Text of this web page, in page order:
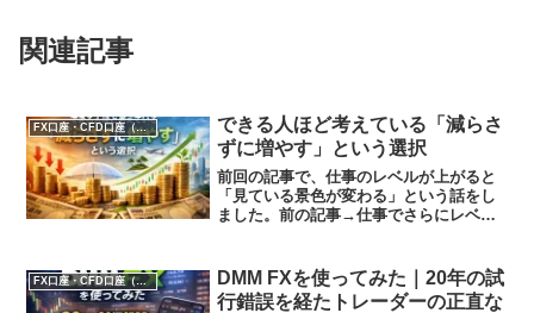
関連記事
FX口座・CFD口座（GOLD）
できる人ほど考えている「減らさ
ずに増やす」という選択
前回の記事で、仕事のレベルが上がると
「見ている景色が変わる」という話をし
ました。前の記事→仕事でさらにレベル
きます。今の仕事にも満足している。収
入も、決して低くはない。...
FX口座・CFD口座（GOLD）
DMM FXを使ってみた｜20年の試
行錯誤を経たトレーダーの正直な